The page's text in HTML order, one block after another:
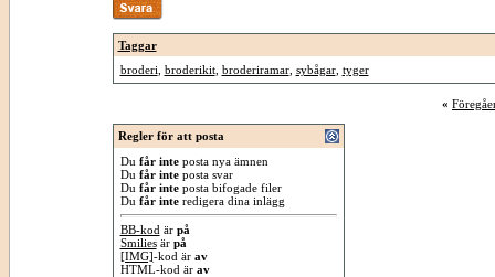
Taggar
broderi broderikit, broderiramar, sybågar, tyger
«
Regler för att posta
Du får inteposta nya ämnen
Du får inteposta svar
Du får inteposta bifogade filer
Du får interedigera dina inlägg
BB-kod är på
Smiliesär på
[IMG]-kod är av
HTML-kod är av